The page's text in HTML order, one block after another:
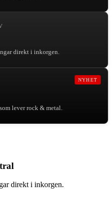
direkt i inkorgen.
NYHET
lever rock & metal.
direkt i inkorgen.